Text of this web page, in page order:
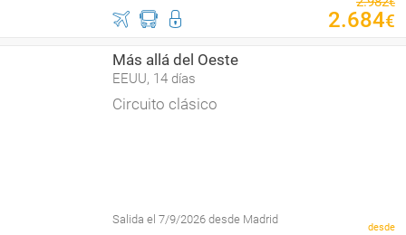
2.684€
Más allá del Oeste
EEUU, 14 días
Circuito clásico
Salida el 7/9/2026 desde Madrid
desde